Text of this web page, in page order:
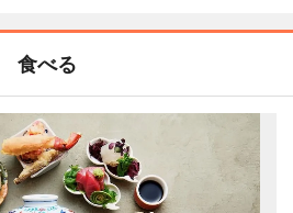
食べる